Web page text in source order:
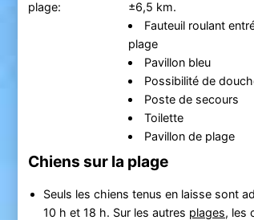
plage:
±6,5 km.
Fauteuil roulant
plage
Pavillon bleu
Possibilité de
Poste de secours
Toilette
Pavillon de plage
Chiens sur la plage
Seuls les chiens tenus en laisse sont
10 h et 18 h. Sur les autres plages, les